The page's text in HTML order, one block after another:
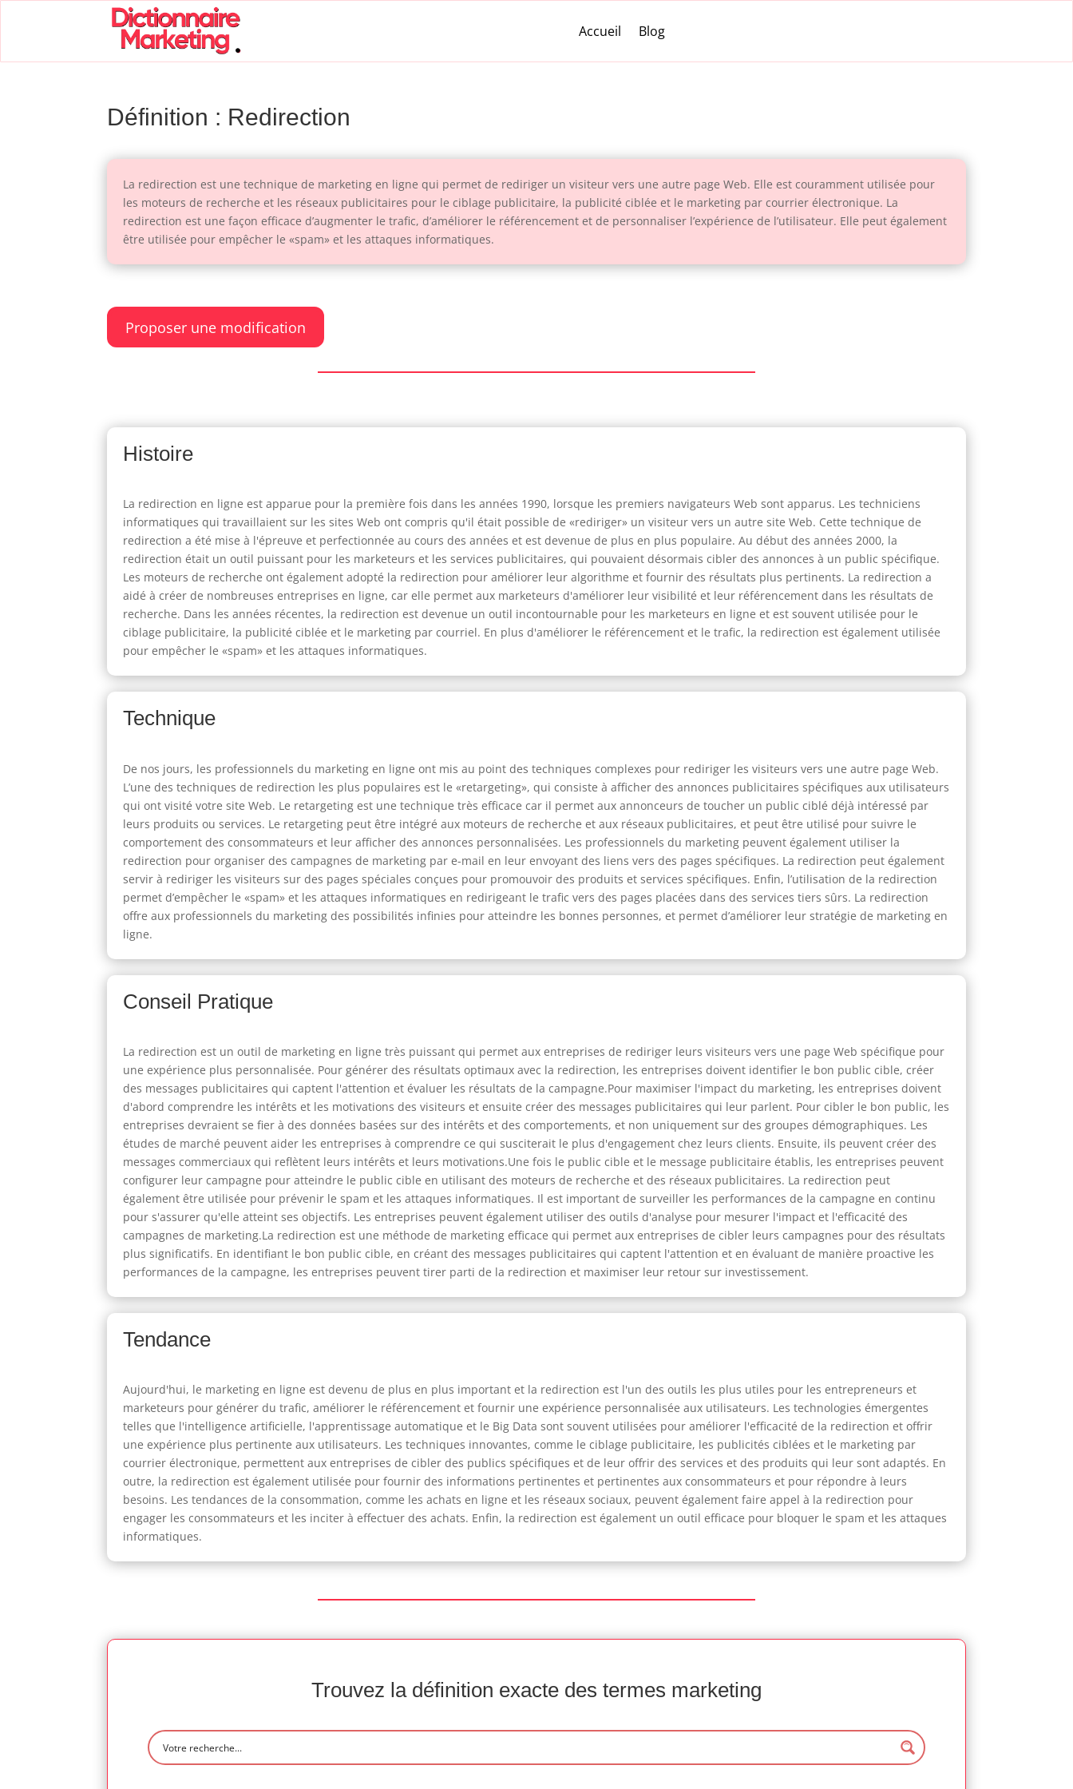
Accueil Blog
Définition : Redirection
La redirection est une technique de marketing en ligne qui permet de rediriger un visiteur vers une autre page Web. Elle est couramment utilisée pour
les moteurs de recherche et les réseaux publicitaires pour le ciblage publicitaire, la publicité ciblée et le marketing par courrier électronique. La
redirection est une façon efficace d’augmenter le trafic, d’améliorer le référencement et de personnaliser l’expérience de l’utilisateur. Elle peut également
être utilisée pour empêcher le «spam» et les attaques informatiques.
Proposer une modification
Histoire
La redirection en ligne est apparue pour la première fois dans les années 1990, lorsque les premiers navigateurs Web sont apparus. Les techniciens
informatiques qui travaillaient sur les sites Web ont compris qu'il était possible de «rediriger» un visiteur vers un autre site Web. Cette technique de
redirection a été mise à l'épreuve et perfectionnée au cours des années et est devenue de plus en plus populaire. Au début des années 2000, la
redirection était un outil puissant pour les marketeurs et les services publicitaires, qui pouvaient désormais cibler des annonces à un public spécifique.
Les moteurs de recherche ont également adopté la redirection pour améliorer leur algorithme et fournir des résultats plus pertinents. La redirection a
aidé à créer de nombreuses entreprises en ligne, car elle permet aux marketeurs d'améliorer leur visibilité et leur référencement dans les résultats de
recherche. Dans les années récentes, la redirection est devenue un outil incontournable pour les marketeurs en ligne et est souvent utilisée pour le
ciblage publicitaire, la publicité ciblée et le marketing par courriel. En plus d'améliorer le référencement et le trafic, la redirection est également utilisée
pour empêcher le «spam» et les attaques informatiques.
Technique
De nos jours, les professionnels du marketing en ligne ont mis au point des techniques complexes pour rediriger les visiteurs vers une autre page Web.
L’une des techniques de redirection les plus populaires est le «retargeting», qui consiste à afficher des annonces publicitaires spécifiques aux utilisateurs
qui ont visité votre site Web. Le retargeting est une technique très efficace car il permet aux annonceurs de toucher un public ciblé déjà intéressé par
leurs produits ou services. Le retargeting peut être intégré aux moteurs de recherche et aux réseaux publicitaires, et peut être utilisé pour suivre le
comportement des consommateurs et leur afficher des annonces personnalisées. Les professionnels du marketing peuvent également utiliser la
redirection pour organiser des campagnes de marketing par e-mail en leur envoyant des liens vers des pages spécifiques. La redirection peut également
servir à rediriger les visiteurs sur des pages spéciales conçues pour promouvoir des produits et services spécifiques. Enfin, l’utilisation de la redirection
permet d’empêcher le «spam» et les attaques informatiques en redirigeant le trafic vers des pages placées dans des services tiers sûrs. La redirection
offre aux professionnels du marketing des possibilités infinies pour atteindre les bonnes personnes, et permet d’améliorer leur stratégie de marketing en
ligne.
Conseil Pratique
La redirection est un outil de marketing en ligne très puissant qui permet aux entreprises de rediriger leurs visiteurs vers une page Web spécifique pour
une expérience plus personnalisée. Pour générer des résultats optimaux avec la redirection, les entreprises doivent identifier le bon public cible, créer
des messages publicitaires qui captent l'attention et évaluer les résultats de la campagne.Pour maximiser l'impact du marketing, les entreprises doivent
d'abord comprendre les intérêts et les motivations des visiteurs et ensuite créer des messages publicitaires qui leur parlent. Pour cibler le bon public, les
entreprises devraient se fier à des données basées sur des intérêts et des comportements, et non uniquement sur des groupes démographiques. Les
études de marché peuvent aider les entreprises à comprendre ce qui susciterait le plus d'engagement chez leurs clients. Ensuite, ils peuvent créer des
messages commerciaux qui reflètent leurs intérêts et leurs motivations.Une fois le public cible et le message publicitaire établis, les entreprises peuvent
configurer leur campagne pour atteindre le public cible en utilisant des moteurs de recherche et des réseaux publicitaires. La redirection peut
également être utilisée pour prévenir le spam et les attaques informatiques. Il est important de surveiller les performances de la campagne en continu
pour s'assurer qu'elle atteint ses objectifs. Les entreprises peuvent également utiliser des outils d'analyse pour mesurer l'impact et l'efficacité des
campagnes de marketing.La redirection est une méthode de marketing efficace qui permet aux entreprises de cibler leurs campagnes pour des résultats
plus significatifs. En identifiant le bon public cible, en créant des messages publicitaires qui captent l'attention et en évaluant de manière proactive les
performances de la campagne, les entreprises peuvent tirer parti de la redirection et maximiser leur retour sur investissement.
Tendance
Aujourd'hui, le marketing en ligne est devenu de plus en plus important et la redirection est l'un des outils les plus utiles pour les entrepreneurs et
marketeurs pour générer du trafic, améliorer le référencement et fournir une expérience personnalisée aux utilisateurs. Les technologies émergentes
telles que l'intelligence artificielle, l'apprentissage automatique et le Big Data sont souvent utilisées pour améliorer l'efficacité de la redirection et offrir
une expérience plus pertinente aux utilisateurs. Les techniques innovantes, comme le ciblage publicitaire, les publicités ciblées et le marketing par
courrier électronique, permettent aux entreprises de cibler des publics spécifiques et de leur offrir des services et des produits qui leur sont adaptés. En
outre, la redirection est également utilisée pour fournir des informations pertinentes et pertinentes aux consommateurs et pour répondre à leurs
besoins. Les tendances de la consommation, comme les achats en ligne et les réseaux sociaux, peuvent également faire appel à la redirection pour
engager les consommateurs et les inciter à effectuer des achats. Enfin, la redirection est également un outil efficace pour bloquer le spam et les attaques
informatiques.
Trouvez la définition exacte des termes marketing